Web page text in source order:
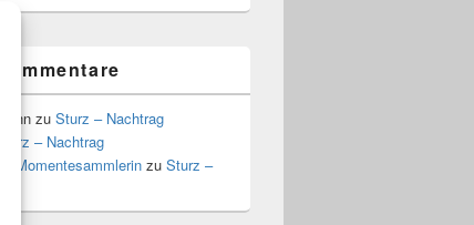
zu Sturz – Nachtrag
Sturz – Nachtrag
Momentesammlerinzu Sturz –